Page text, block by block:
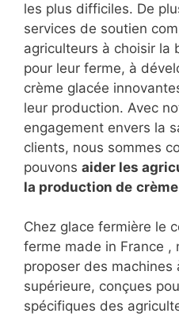
les plus difficiles. De
services de soutien
agriculteurs à choisir la
pour leur ferme, à
crème glacée
leur production. Avec
engagement envers la
clients, nous sommes
pouvons aider les
la production de
Chez glace fermière le
ferme made in France ,
proposer des machines
supérieure, conçues
spécifiques des